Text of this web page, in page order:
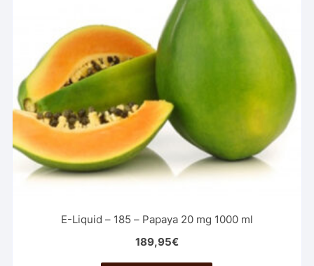
E-Liquid – 185 – Papaya 20 mg 1000 ml
189,95€